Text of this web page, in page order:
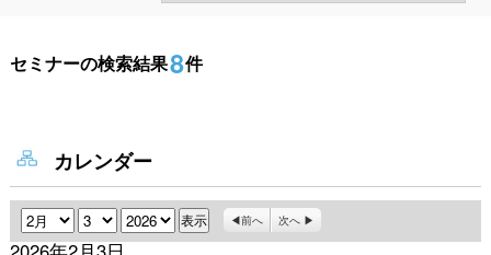
セミナーの検索結果8件
カレンダー
月 日 年 前へ 次へ